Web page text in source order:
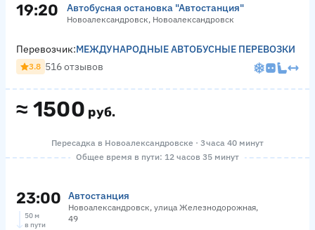
19:20 Автобусная остановка "Автостанция"
Новоалександровск, Новоалександровск
≈ 1500 руб.
Перевозчик:МЕЖДУНАРОДНЫЕ АВТОБУСНЫЕ ПЕРЕВОЗКИ
3.8 516 отзывов
Пересадка в Новоалександровске · 3 часа 40 минут
Общее время в пути: 12 часов 35 минут
23:00 Автостанция
Новоалександровск, улица Железнодорожная,
49
50 м
в пути